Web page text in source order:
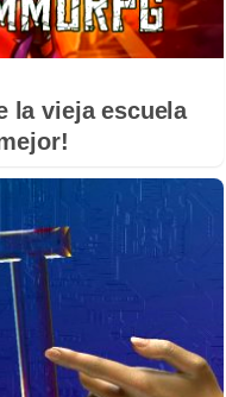
la vieja escuela